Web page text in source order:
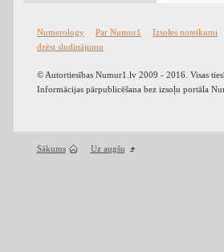
Numerology Par Numur1 Izsoles noteikumi
dzēst sludinājumu
© Autortiesības Numur1.lv 2009 - 2016. Visas
Informācijas pārpublicēšana bez izsoļu portāla
Sākums Uz augšu